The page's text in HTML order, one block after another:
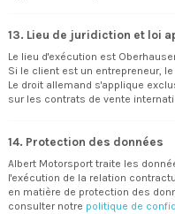
13. Lieu de juridiction et loi
Le lieu d'exécution est
Si le client est un entrepreneur,
Le droit allemand s'applique
sur les contrats de vente
14. Protection des données
Albert Motorsport traite les
l'exécution de la relation
en matière de protection des
consulter notre politique de